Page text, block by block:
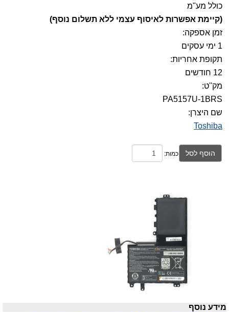
כולל מע"מ
(קיימת אפשרות לאיסוף עצמי ללא תשלום נוסף)
זמן אספקה:
1 ימי עסקים
תקופת אחריות:
12 חודשים
מק''ט:
PA5157U-1BRS
שם היצרן:
Toshiba
הוסף לסל כמות:
מידע נוסף